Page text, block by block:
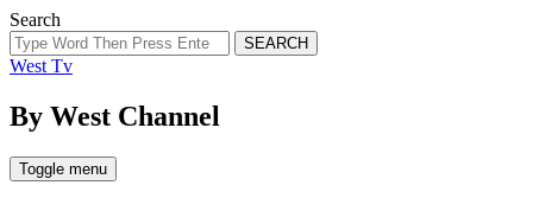
Search
SEARCH
West Tv
By West Channel
Toggle menu